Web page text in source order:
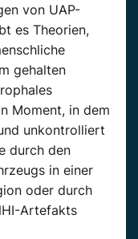
von UAP-
es Theorien,
gehalten
Moment, in dem
unkontrolliert
durch den
in einer
oder durch
Artefakts